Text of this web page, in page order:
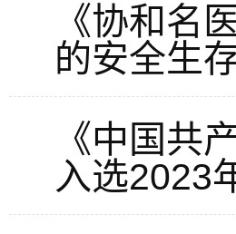
《协和名
的安全生
《中国共
入选2023